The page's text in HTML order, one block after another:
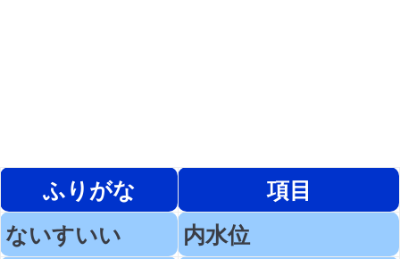
ふりがな
項目
ないすいい
内水位